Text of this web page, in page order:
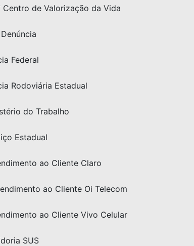
Centro de Valorização da Vida
Federal
Rodoviária Estadual
do Trabalho
Estadual
ao Cliente Claro
ao Cliente Oi Telecom
ao Cliente Vivo Celular
SUS